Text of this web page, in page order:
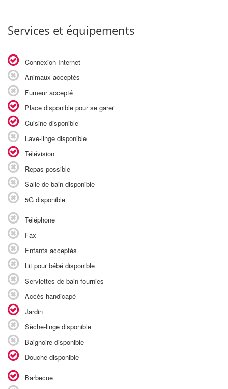
Services et équipements
Connexion Internet
Animaux acceptés
Fumeur accepté
Place disponible pour se garer
Cuisine disponible
Lave-linge disponible
Télévision
Repas possible
Salle de bain disponible
5G disponible
Téléphone
Fax
Enfants acceptés
Lit pour bébé disponible
Serviettes de bain fournies
Accès handicapé
Jardin
Sèche-linge disponible
Baignoire disponible
Douche disponible
Barbecue